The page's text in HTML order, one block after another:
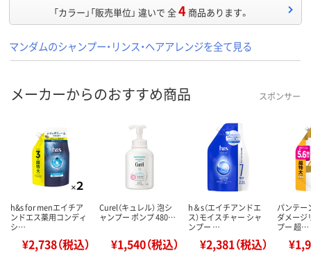
「カラー」「販売単位」 違いで 全4 商品あります。
マンダムのシャンプー・リンス・ヘアアレンジを全て見る
メーカーからのおすすめ商品 スポンサー
h&s for menエイチア
ンドエス薬用コンディ
シ…
¥2,738（税込）
Curel（キュレル） 泡シ
ャンプー ポンプ 480…
¥1,540（税込）
h＆s（エイチアンドエ
ス）モイスチャー シャ
ンプー …
¥2,381（税込）
パンテー
ダメージ
プー 超…